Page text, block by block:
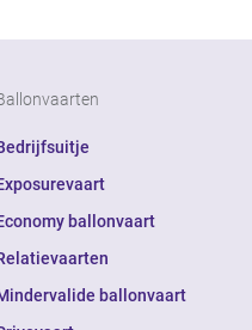
ballonvaart
ballonvaart